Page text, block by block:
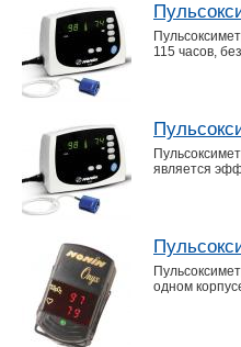
115 часов,
является
одном